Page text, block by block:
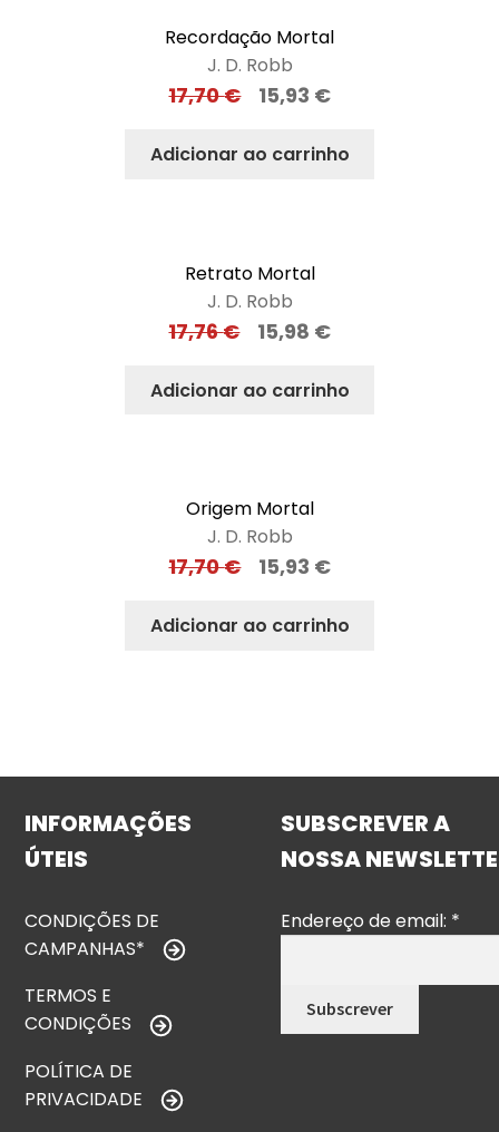
Recordação Mortal
J. D. Robb
17,70€ 15,93 €
Adicionar ao carrinho
Retrato Mortal
J. D. Robb
17,76€ 15,98 €
Adicionar ao carrinho
Origem Mortal
J. D. Robb
17,70€ 15,93 €
Adicionar ao carrinho
INFORMAÇÕES
ÚTEIS
CONDIÇÕES DE
CAMPANHAS*
TERMOS E
CONDIÇÕES
POLÍTICA DE
PRIVACIDADE
SUBSCREVER A
NOSSA
Endereço de email: *